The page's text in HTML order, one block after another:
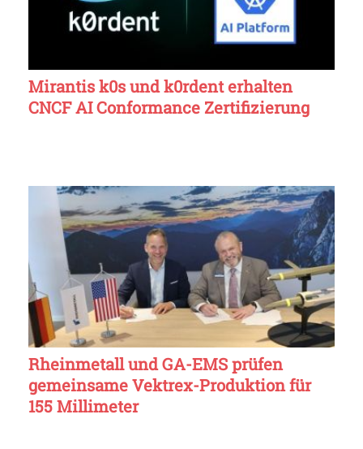
Mirantis k0s und k0rdent erhalten
CNCF AI Conformance Zertifizierung
Rheinmetall und GA-EMS prüfen
gemeinsame Vektrex-Produktion für
155 Millimeter